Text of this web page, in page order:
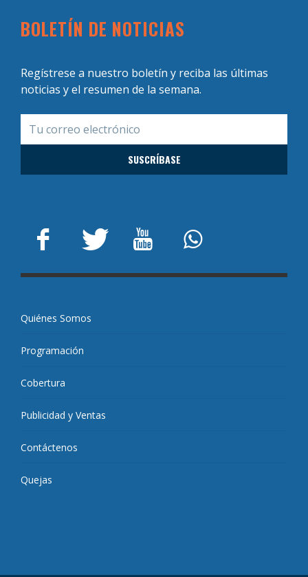
BOLETÍN DE NOTICIAS
Regístrese a nuestro boletín y reciba las últimas
noticias y el resumen de la semana.
Quiénes Somos
Programación
Cobertura
Publicidad y Ventas
Contáctenos
Quejas